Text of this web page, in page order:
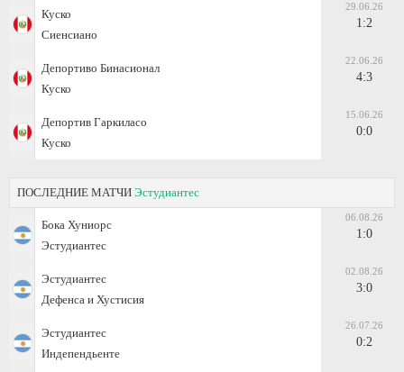
Куско
Сиенсиано
29.06.26
1:2
Депортиво Бинасионал
Куско
22.06.26
4:3
Депортив Гаркиласо
Куско
15.06.26
0:0
ПОСЛЕДНИЕ МАТЧИ Эстудиантес
Бока Хуниорс
Эстудиантес
06.08.26
1:0
Эстудиантес
Дефенса и Хустисия
02.08.26
3:0
Эстудиантес
Индепендьенте
26.07.26
0:2